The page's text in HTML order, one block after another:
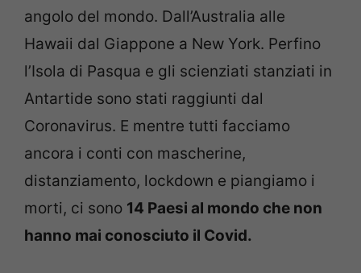
angolo del mondo. Dall’Australia alle
Hawaii dal Giappone a New York. Perfino
l’Isola di Pasqua e gli scienziati stanziati in
Antartide sono stati raggiunti dal
Coronavirus. E mentre tutti facciamo
ancora i conti con mascherine,
distanziamento, lockdown e piangiamo i
morti, ci sono 14 Paesi al mondo che non
hanno mai conosciuto il Covid.